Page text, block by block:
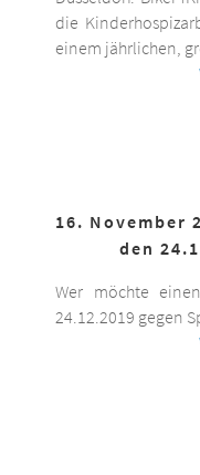
die
einem jährlichen,
16. November
den
Wer möchte
24.12.2019 gegen